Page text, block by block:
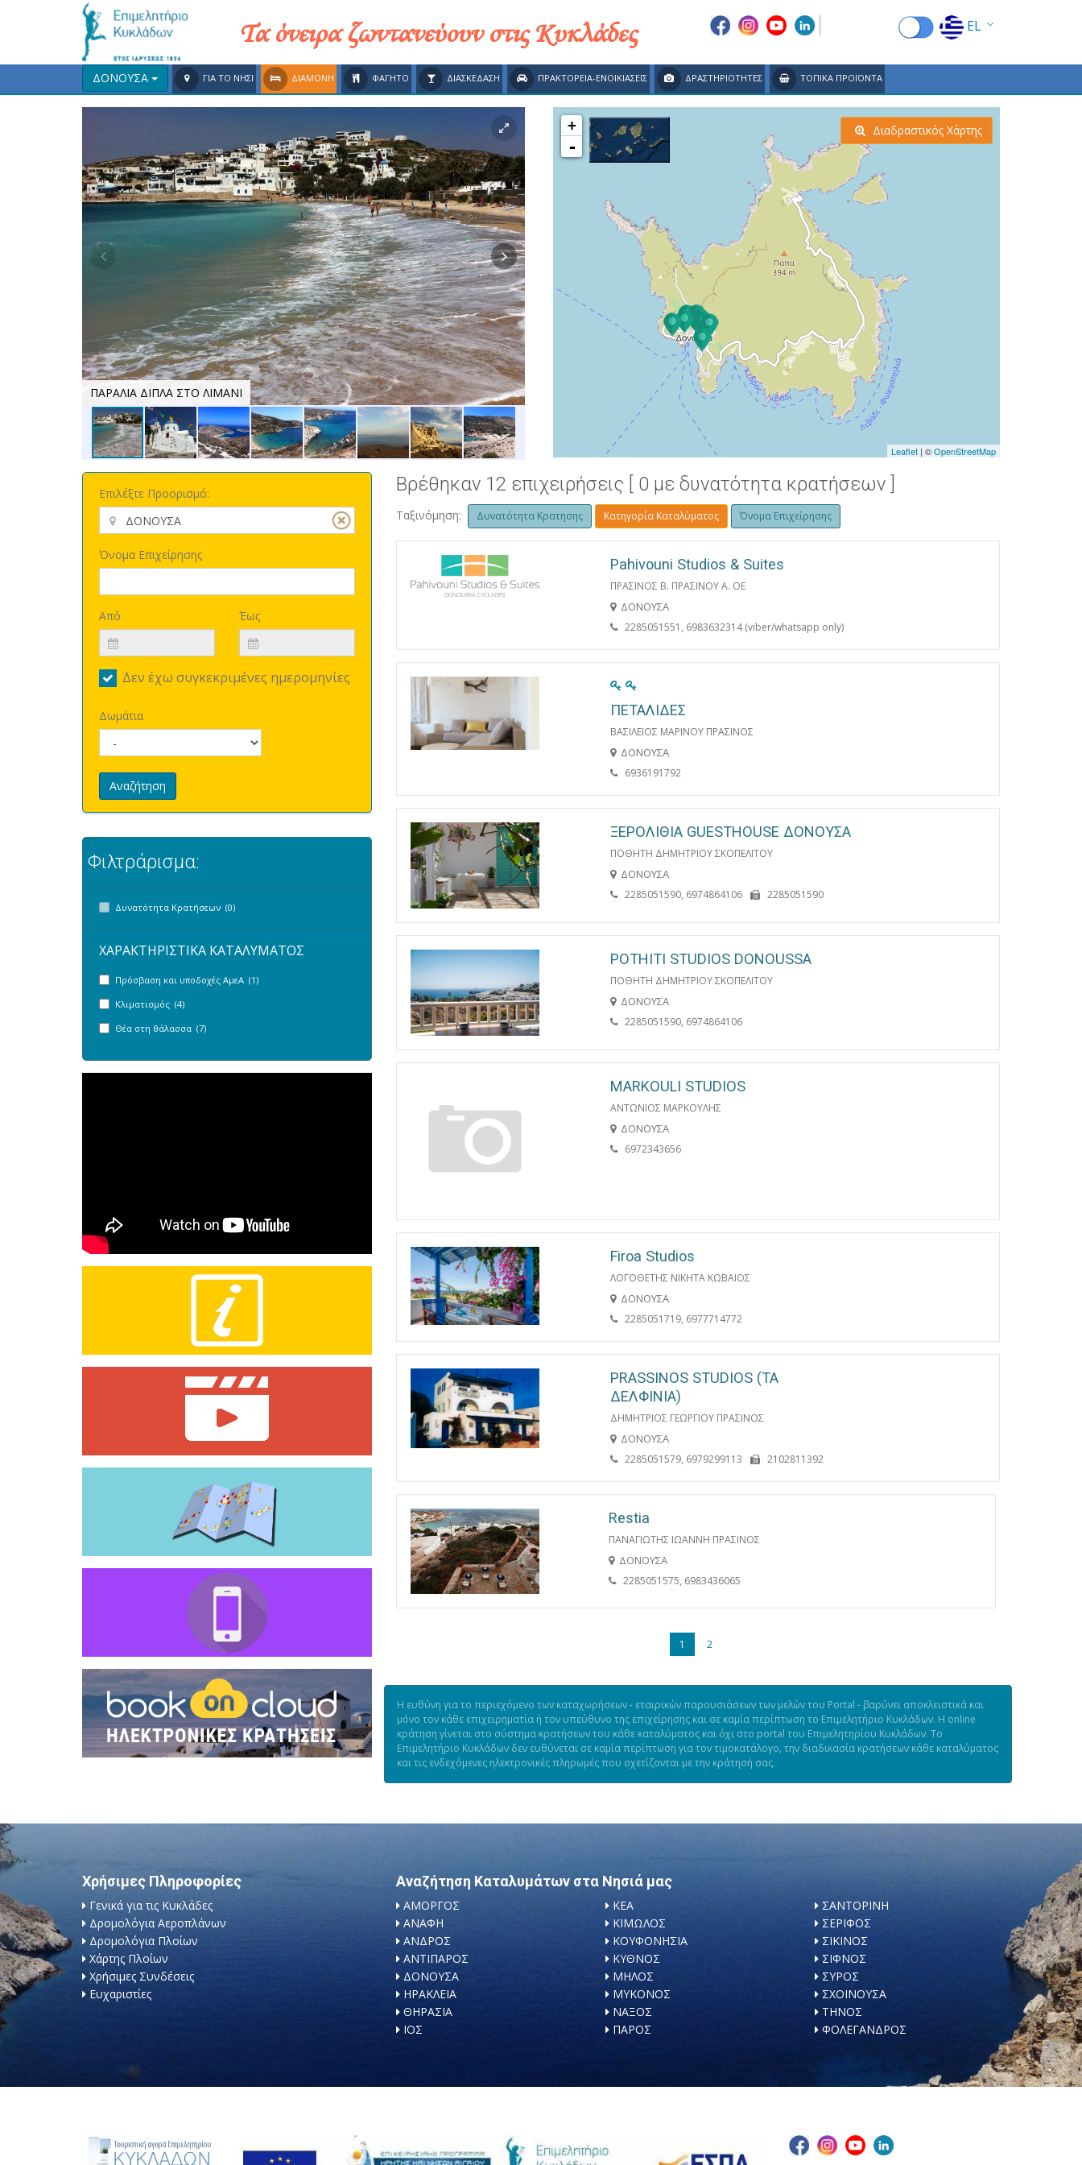
Τα όνειρα ζωντανεύουν στις Κυκλάδες EL
EN
FR
DE
ΔΟΝΟΥΣΑ ΓΙΑ ΤΟ ΝΗΣΙ ΔΙΑΜΟΝΗ ΦΑΓΗΤΟ ΔΙΑΣΚΕΔΑΣΗ ΠΡΑΚΤΟΡΕΙΑ-ΕΝΟΙΚΙΑΣΕΙΣ ΔΡΑΣΤΗΡΙΟΤΗΤΕΣ ΤΟΠΙΚΑ ΠΡΟΪΟΝΤΑ
ΠΑΡΑΛΙΑ ΔΙΠΛΑ ΣΤΟ ΛΙΜΑΝΙ
+
-
Leaflet | ©OpenStreetMap
Διαδραστικός Χάρτης
Επιλέξτε Προορισμό:
Όνομα Επιχείρησης
Από Έως
Δεν έχω συγκεκριμένες ημερομηνίες
Δωμάτια
Αναζήτηση
Φιλτράρισμα:
Δυνατότητα Κρατήσεων (0)
ΧΑΡΑΚΤΗΡΙΣΤΙΚΑ ΚΑΤΑΛΥΜΑΤΟΣ
Πρόσβαση και υποδοχές ΑμεΑ (1)
Κλιματισμός (4)
Θέα στη θάλασσα (7)
Βρέθηκαν 12 επιχειρήσεις [ 0 με δυνατότητα κρατήσεων ]
Ταξινόμηση: Δυνατότητα Κρατησης Κατηγορία Καταλύματος Όνομα Επιχείρησης
Pahivouni Studios & Suites
ΠΡΑΣΙΝΟΣ Β. ΠΡΑΣΙΝΟΥ Α. ΟΕ
ΔΟΝΟΥΣΑ
2285051551, 6983632314 (viber/whatsapp only)
ΠΕΤΑΛΙΔΕΣ
ΒΑΣΙΛΕΙΟΣ ΜΑΡΙΝΟΥ ΠΡΑΣΙΝΟΣ
ΔΟΝΟΥΣΑ
6936191792
ΞΕΡΟΛΙΘΙΑ GUESTHOUSE ΔΟΝΟΥΣΑ
ΠΟΘΗΤΗ ΔΗΜΗΤΡΙΟΥ ΣΚΟΠΕΛΙΤΟΥ
ΔΟΝΟΥΣΑ
2285051590, 6974864106 2285051590
POTHITI STUDIOS DONOUSSA
ΠΟΘΗΤΗ ΔΗΜΗΤΡΙΟΥ ΣΚΟΠΕΛΙΤΟΥ
ΔΟΝΟΥΣΑ
2285051590, 6974864106
MARKOULI STUDIOS
ΑΝΤΩΝΙΟΣ ΜΑΡΚΟΥΛΗΣ
ΔΟΝΟΥΣΑ
6972343656
Firoa Studios
ΛΟΓΟΘΕΤΗΣ ΝΙΚΗΤΑ ΚΩΒΑΙΟΣ
ΔΟΝΟΥΣΑ
2285051719, 6977714772
PRASSINOS STUDIOS (ΤΑ
ΔΕΛΦΙΝΙΑ)
ΔΗΜΗΤΡΙΟΣ ΓΕΩΡΓΙΟΥ ΠΡΑΣΙΝΟΣ
ΔΟΝΟΥΣΑ
2285051579, 6979299113 2102811392
Restia
ΠΑΝΑΓΙΩΤΗΣ ΙΩΑΝΝΗ ΠΡΑΣΙΝΟΣ
ΔΟΝΟΥΣΑ
2285051575, 6983436065
1 2
Η ευθύνη για το περιεχόμενο των καταχωρήσεων - εταιρικών παρουσιάσεων των μελών του Portal - βαρύνει αποκλειστικά και
μόνο τον κάθε επιχειρηματία ή τον υπεύθυνο της επιχείρησης και σε καμία περίπτωση το Επιμελητήριο Κυκλάδων. Η online
κράτηση γίνεται στο σύστημα κρατήσεων του κάθε καταλύματος και όχι στο portal του Επιμελητηρίου Κυκλάδων. Το
Επιμελητήριο Κυκλάδων δεν ευθύνεται σε καμία περίπτωση για τον τιμοκατάλογο, την διαδικασία κρατήσεων κάθε καταλύματος
και τις ενδεχόμενες ηλεκτρονικές πληρωμές που σχετίζονται με την κράτησή σας.
Χρήσιμες Πληροφορίες
Γενικά για τις Κυκλάδες
Δρομολόγια Αεροπλάνων
Δρομολόγια Πλοίων
Χάρτης Πλοίων
Χρήσιμες Συνδέσεις
Ευχαριστίες
Αναζήτηση Καταλυμάτων στα Νησιά μας
ΑΜΟΡΓΟΣ
ΑΝΑΦΗ
ΑΝΔΡΟΣ
ΑΝΤΙΠΑΡΟΣ
ΔΟΝΟΥΣΑ
ΗΡΑΚΛΕΙΑ
ΘΗΡΑΣΙΑ
ΙΟΣ
ΚΕΑ
ΚΙΜΩΛΟΣ
ΚΟΥΦΟΝΗΣΙΑ
ΚΥΘΝΟΣ
ΜΗΛΟΣ
ΜΥΚΟΝΟΣ
ΝΑΞΟΣ
ΠΑΡΟΣ
ΣΑΝΤΟΡΙΝΗ
ΣΕΡΙΦΟΣ
ΣΙΚΙΝΟΣ
ΣΙΦΝΟΣ
ΣΥΡΟΣ
ΣΧΟΙΝΟΥΣΑ
ΤΗΝΟΣ
ΦΟΛΕΓΑΝΔΡΟΣ